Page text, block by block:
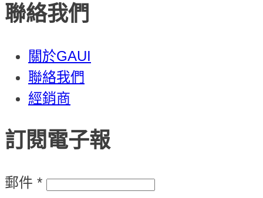
聯絡我們
關於GAUI
聯絡我們
經銷商
訂閱電子報
郵件 *